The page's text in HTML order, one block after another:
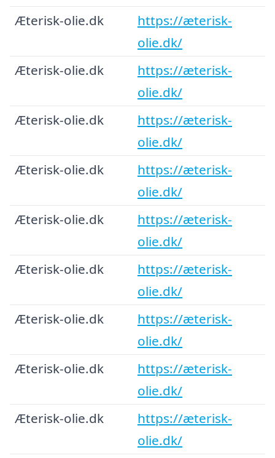
Æterisk-olie.dk
https://æterisk-
olie.dk/
Æterisk-olie.dk
https://æterisk-
olie.dk/
Æterisk-olie.dk
https://æterisk-
olie.dk/
Æterisk-olie.dk
https://æterisk-
olie.dk/
Æterisk-olie.dk
https://æterisk-
olie.dk/
Æterisk-olie.dk
https://æterisk-
olie.dk/
Æterisk-olie.dk
https://æterisk-
olie.dk/
Æterisk-olie.dk
https://æterisk-
olie.dk/
Æterisk-olie.dk
https://æterisk-
olie.dk/